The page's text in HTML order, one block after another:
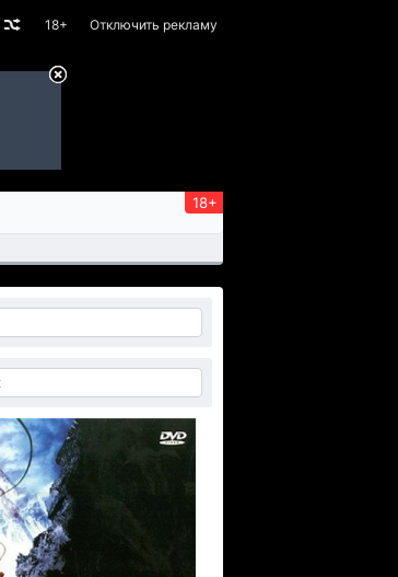
Отключить рекламу
18+
18+